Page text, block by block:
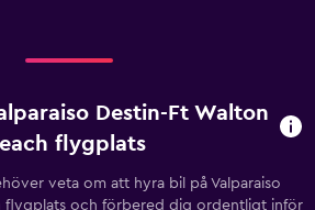
Destin-Ft Walton
flygplats
veta om att hyra bil på Valparaiso
flygplats och förbered dig ordentligt inför